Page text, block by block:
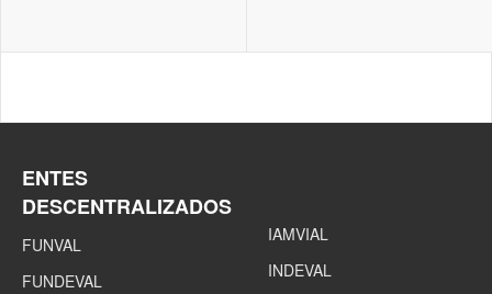
ENTES
DESCENTRALIZADOS
FUNVAL
FUNDEVAL
IAMVIAL
INDEVAL